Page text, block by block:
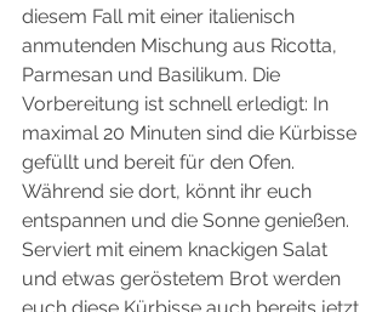
diesem Fall mit einer italienisch
anmutenden Mischung aus Ricotta,
Parmesan und Basilikum. Die
Vorbereitung ist schnell erledigt: In
maximal 20 Minuten sind die Kürbisse
gefüllt und bereit für den Ofen.
Während sie dort, könnt ihr euch
entspannen und die Sonne genießen.
Serviert mit einem knackigen Salat
und etwas geröstetem Brot werden